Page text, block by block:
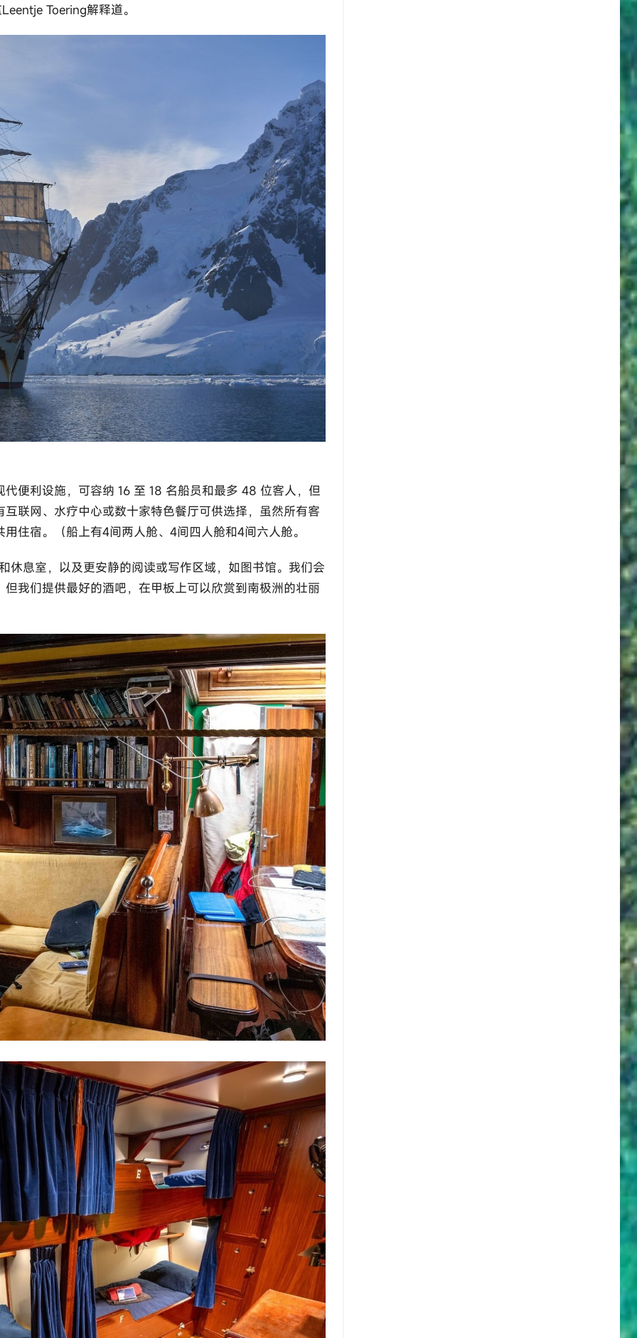
Toering解释道。
便利设施，可容纳 16 至 18 名船员和最多 48 位客人，但
联网、水疗中心或数十家特色餐厅可供选择，虽然所有客
住宿。（船上有4间两人舱、4间四人舱和4间六人舱。
休息室，以及更安静的阅读或写作区域，如图书馆。我们会
我们提供最好的酒吧，在甲板上可以欣赏到南极洲的壮丽